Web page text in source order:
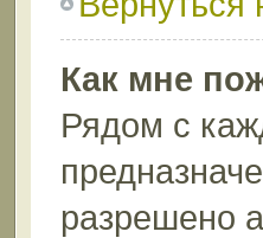
Как мне
Рядом с
разрешено